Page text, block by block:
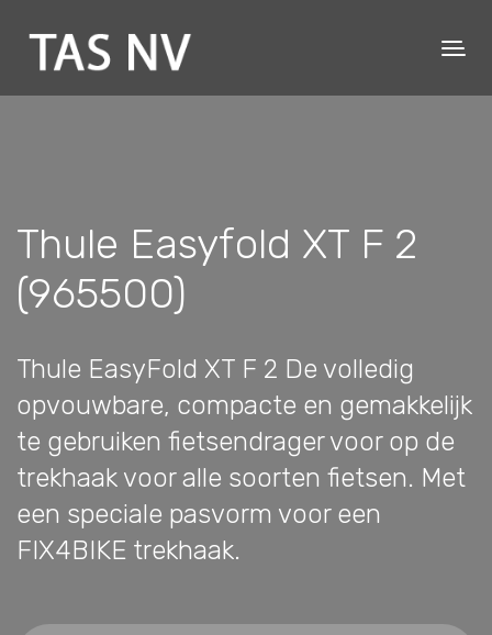
Thule Easyfold XT F 2
(965500)
Thule EasyFold XT F 2 De volledig
opvouwbare, compacte en gemakkelijk
te gebruiken fietsendrager voor op de
trekhaak voor alle soorten fietsen. Met
een speciale pasvorm voor een
FIX4BIKE trekhaak.